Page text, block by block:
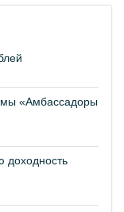
«Амбассадоры
доходность